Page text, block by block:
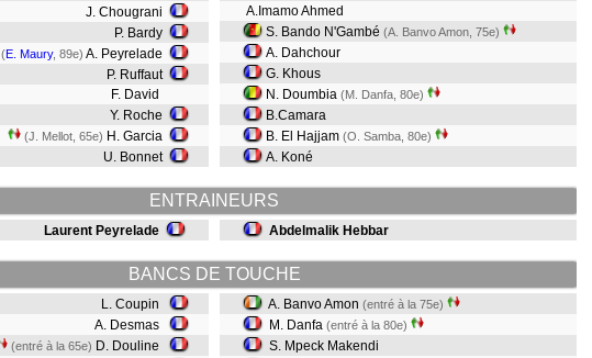
J. Chougrani
P. Bardy
(E. Maury, 89e) A. Peyrelade
P. Ruffaut
F. David
Y. Roche
(J. Mellot, 65e) H. Garcia
U. Bonnet
A.Imamo Ahmed
S. Bando N'Gambé (A. Banvo Amon, 75e)
A. Dahchour
G. Khous
N. Doumbia (M. Danfa, 80e)
B.Camara
B. El Hajjam (O. Samba, 80e)
A. Koné
ENTRAINEURS
Laurent Peyrelade Abdelmalik Hebbar
BANCS DE TOUCHE
L. Coupin
A. Desmas
(entré à la 65e) D. Douline
A. Banvo Amon (entré à la 75e)
M. Danfa (entré à la 80e)
S. Mpeck Makendi